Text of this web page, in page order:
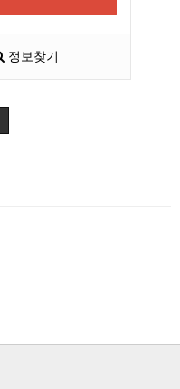
정보찾기